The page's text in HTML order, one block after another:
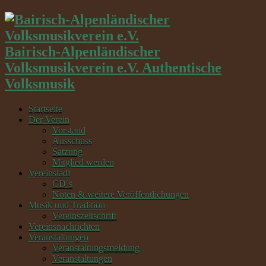
Bairisch-Alpenländischer
Volksmusikverein e.V. Authentische
Volksmusik
Startseite
Der Verein
Vorstand
Ausschuss
Satzung
Mitglied werden
Vereinsladl
CD´s
Noten & weitere Veröffentlichungen
Musik und Tradition
Vereinszeitschrift
Vereinsnachrichten
Veranstaltungen
Veranstaltungsmeldung
Veranstaltungen